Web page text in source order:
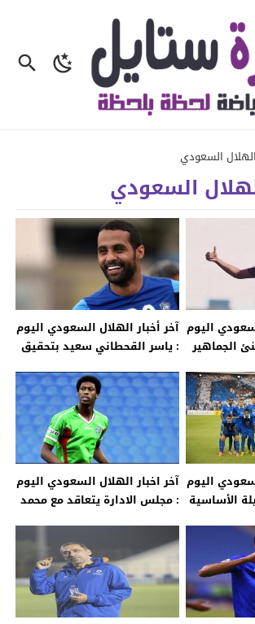
الهلال السعودي
السعودي
اليوم
الجماهير
آخر أخبار الهلال السعودي اليوم
: ياسر القحطاني سعيد بتحقيق
كعب الهلال وسعيه للبطولة
اليوم
الأساسية
آخر اخبار الهلال السعودي اليوم
: مجلس الادارة يتعاقد مع محمد